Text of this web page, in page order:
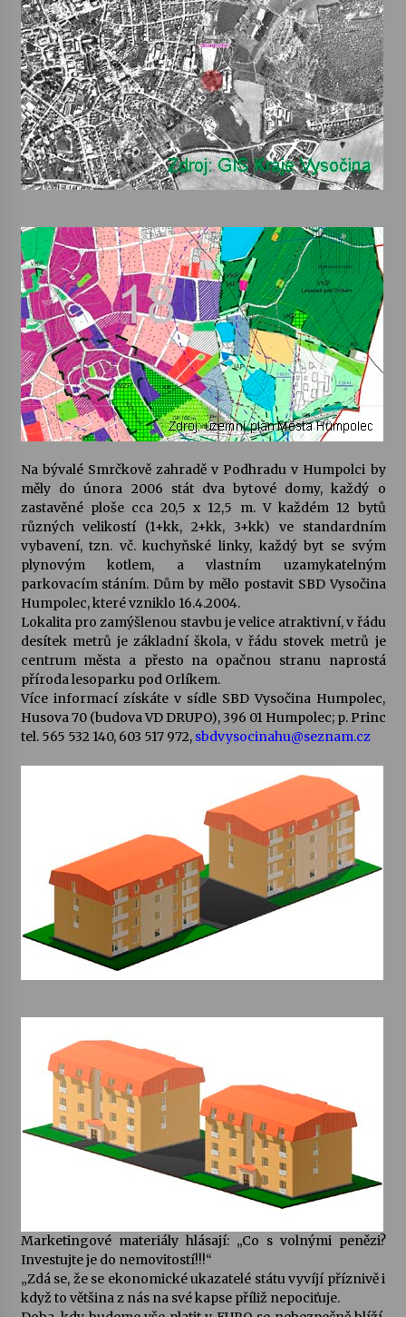
28. 7. 2026
Votavžatský ploty
23. 7. 2026
Letní koncerty ve Stromovce: Rufus Miller
22. 7. 2026
17. 7. 2026
Ozvěny prázdnin
14. 7. 2026
Za kulturou kousek za Humpolec. V Želivě ožije
odkaz Josefa Čapka
13. 7. 2026
Varhanní recitál Michala Novenka v Klášteře
Želiv
3. 7. 2026
Petr Adamec – Malovaný svět
30. 6. 2026
Na bývalé Smrčkově zahradě v Podhradu v Humpolci by
měly do února 2006 stát dva bytové domy, každý o
zastavěné ploše cca 20,5 x 12,5 m. V každém 12 bytů
různých velikostí (1+kk, 2+kk, 3+kk) ve standardním
vybavení, tzn. vč. kuchyňské linky, každý byt se svým
plynovým kotlem, a vlastním uzamykatelným
parkovacím stáním. Dům by mělo postavit SBD Vysočina
Humpolec, které vzniklo 16.4.2004.
Lokalita pro zamýšlenou stavbu je velice atraktivní, v řádu
desítek metrů je základní škola, v řádu stovek metrů je
centrum města a přesto na opačnou stranu naprostá
příroda lesoparku pod Orlíkem.
Více informací získáte v sídle SBD Vysočina Humpolec,
Husova 70 (budova VD DRUPO), 396 01 Humpolec; p. Princ
tel. 565 532 140, 603 517 972, sbdvysocinahu@seznam.cz
Marketingové materiály hlásají: „Co s volnými penězi?
Investujte je do nemovitostí!!!“
„Zdá se, že se ekonomické ukazatelé státu vyvíjí příznivě i
když to většina z nás na své kapse příliž nepociťuje.